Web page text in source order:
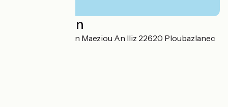
Localisation
4 Impasse Gardenn Maeziou An Iliz 22620 Ploubazlanec